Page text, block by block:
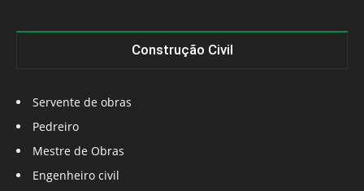
Construção Civil
Servente de obras
Pedreiro
Mestre de Obras
Engenheiro civil